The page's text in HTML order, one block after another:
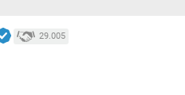
29.005